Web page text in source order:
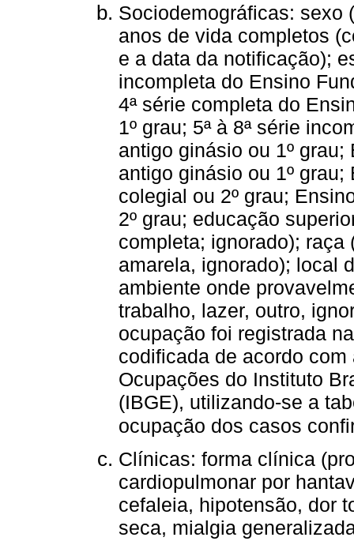
Sociodemográficas: sexo
anos de vida completos
e a data da notificação);
incompleta do Ensino
4ª série completa do
1º grau; 5ª à 8ª série
antigo ginásio ou 1º
antigo ginásio ou 1º
colegial ou 2º grau;
2º grau; educação
completa; ignorado);
amarela, ignorado); local
ambiente onde
trabalho, lazer, outro,
ocupação foi registrada
codificada de acordo
Ocupações do Instituto
(IBGE), utilizando-se a
ocupação dos casos
Clínicas: forma clínica
cardiopulmonar por
cefaleia, hipotensão, dor
seca, mialgia